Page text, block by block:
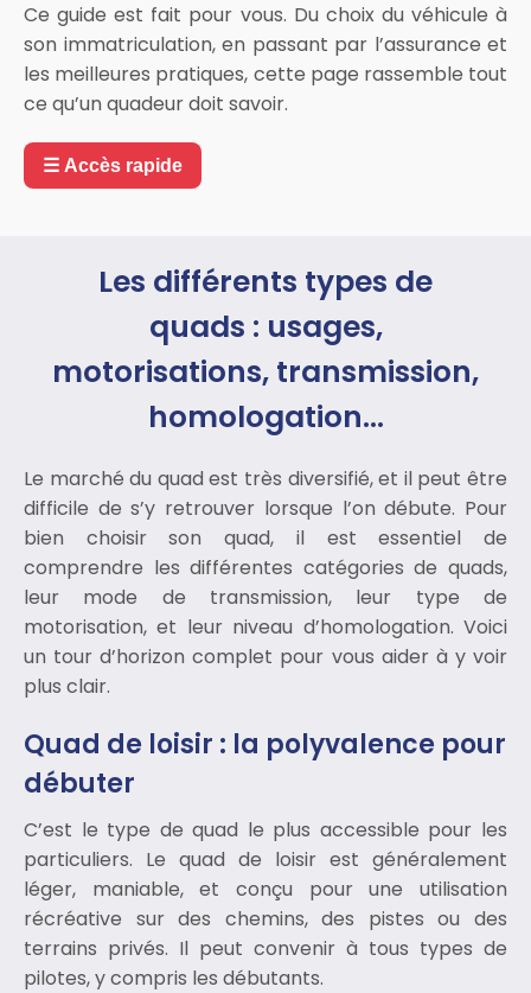
Ce guide est fait pour vous. Du choix du véhicule à
son immatriculation, en passant par l’assurance et
les meilleures pratiques, cette page rassemble tout
ce qu’un quadeur doit savoir.
☰ Accès rapide
Les différents types de
quads : usages,
motorisations, transmission,
homologation…
Le marché du quad est très diversifié, et il peut être
difficile de s’y retrouver lorsque l’on débute. Pour
bien choisir son quad, il est essentiel de
comprendre les différentes catégories de quads,
leur mode de transmission, leur type de
motorisation, et leur niveau d’homologation. Voici
un tour d’horizon complet pour vous aider à y voir
plus clair.
Quad de loisir : la polyvalence pour
débuter
C’est le type de quad le plus accessible pour les
particuliers. Le quad de loisir est généralement
léger, maniable, et conçu pour une utilisation
récréative sur des chemins, des pistes ou des
terrains privés. Il peut convenir à tous types de
pilotes, y compris les débutants.